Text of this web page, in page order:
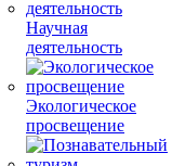
Научная
деятельность
Экологическое
просвещение